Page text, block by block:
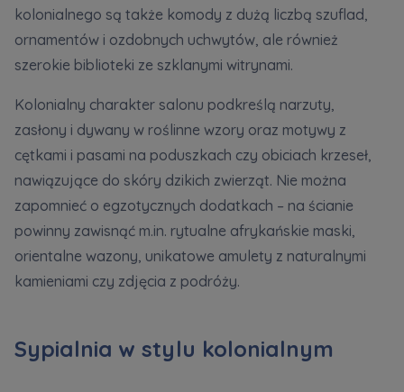
kolonialnego są także komody z dużą liczbą szuflad,
ornamentów i ozdobnych uchwytów, ale również
szerokie biblioteki ze szklanymi witrynami.
Kolonialny charakter salonu podkreślą narzuty,
zasłony i dywany w roślinne wzory oraz motywy z
cętkami i pasami na poduszkach czy obiciach krzeseł,
nawiązujące do skóry dzikich zwierząt. Nie można
zapomnieć o egzotycznych dodatkach – na ścianie
powinny zawisnąć m.in. rytualne afrykańskie maski,
orientalne wazony, unikatowe amulety z naturalnymi
kamieniami czy zdjęcia z podróży.
Sypialnia w stylu kolonialnym